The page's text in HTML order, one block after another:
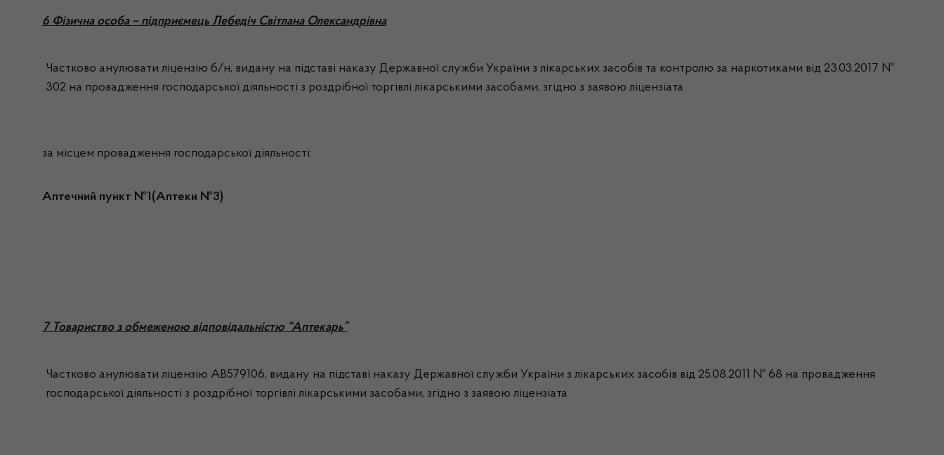
6 Фізична особа – підприємець Лебедіч Світлана Олександрівна
Частково анулювати ліцензію б/н, видану на підставі наказу Державної служби України з лікарських засобів та контролю за наркотиками від 23.03.2017 №
302 на провадження господарської діяльності з роздрібної торгівлі лікарськими засобами, згідно з заявою ліцензіата
за місцем провадження господарської діяльності:
Аптечний пункт №1(Аптеки №3)
7 Товариство з обмеженою відповідальністю “Аптекарь”
Частково анулювати ліцензію АВ579106, видану на підставі наказу Державної служби України з лікарських засобів від 25.08.2011 № 68 на провадження
господарської діяльності з роздрібної торгівлі лікарськими засобами, згідно з заявою ліцензіата